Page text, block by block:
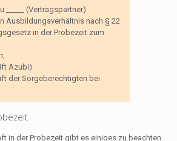
_____ (Vertragspartner)
Ausbildungsverhältnis nach § 22
in der Probezeit zum
Azubi)
der Sorgeberechtigten bei
in der Probezeit gibt es einiges zu beachten.